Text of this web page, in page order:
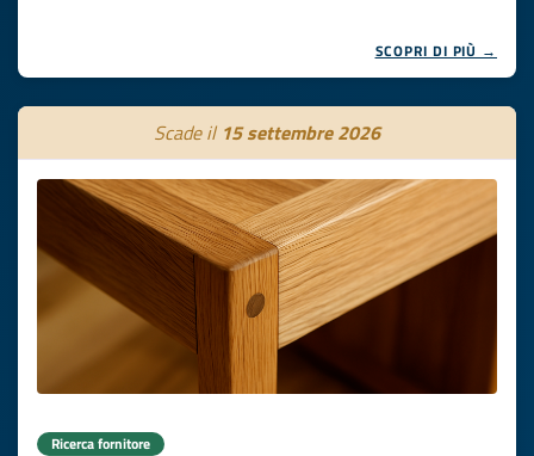
SCOPRI DI PIÙ →
Scade il 15 settembre 2026
Ricerca fornitore